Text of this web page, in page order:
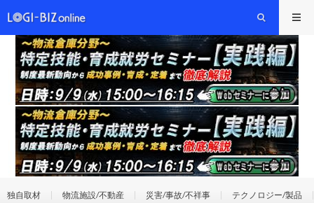
独自取材 物流施設/不動産 災害/事故/不祥事 テクノロジー/製品